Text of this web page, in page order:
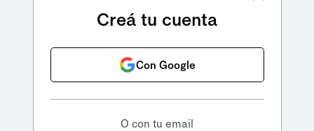
Creá tu cuenta
Con Google
O con tu email